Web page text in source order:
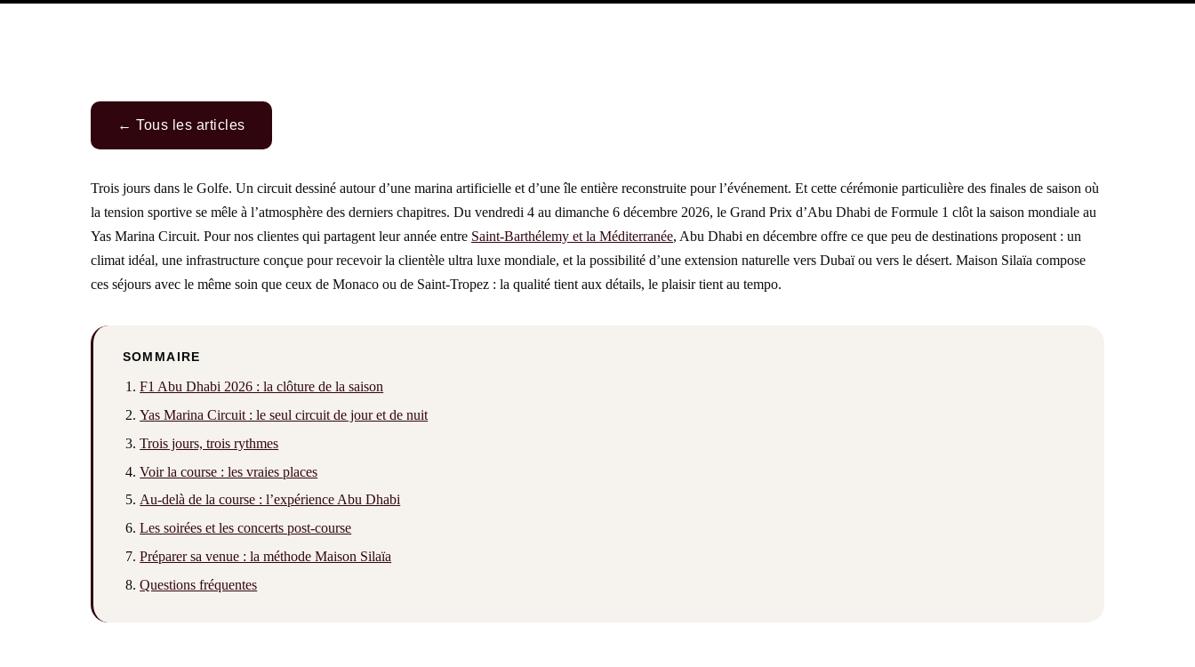
← Tous les articles
Trois jours dans le Golfe. Un circuit dessiné autour d’une marina artificielle et d’une île entière reconstruite pour l’événement. Et cette cérémonie particulière des finales de saison où
la tension sportive se mêle à l’atmosphère des derniers chapitres. Du vendredi 4 au dimanche 6 décembre 2026, le Grand Prix d’Abu Dhabi de Formule 1 clôt la saison mondiale au
Yas Marina Circuit. Pour nos clientes qui partagent leur année entre Saint-Barthélemy et la Méditerranée, Abu Dhabi en décembre offre ce que peu de destinations proposent : un
climat idéal, une infrastructure conçue pour recevoir la clientèle ultra luxe mondiale, et la possibilité d’une extension naturelle vers Dubaï ou vers le désert. Maison Silaïa compose
ces séjours avec le même soin que ceux de Monaco ou de Saint-Tropez : la qualité tient aux détails, le plaisir tient au tempo.
SOMMAIRE
F1 Abu Dhabi 2026 : la clôture de la saison
Yas Marina Circuit : le seul circuit de jour et de nuit
Trois jours, trois rythmes
Voir la course : les vraies places
Au-delà de la course : l’expérience Abu Dhabi
Les soirées et les concerts post-course
Préparer sa venue : la méthode Maison Silaïa
Questions fréquentes